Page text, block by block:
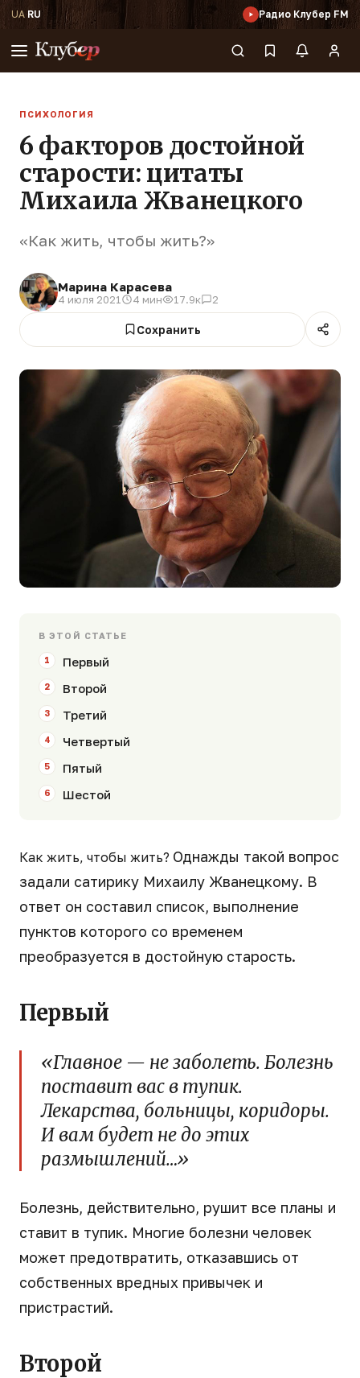
UA·RU Радио Клубер FM
ПСИХОЛОГИЯ
6 факторов достойной
старости: цитаты
Михаила Жванецкого
«Как жить, чтобы жить?»
Марина Карасева
4 июля 2021 4 мин 17.9к 2
Сохранить
В ЭТОЙ СТАТЬЕ
Первый
Второй
Третий
Четвертый
Пятый
Шестой
Как жить, чтобы жить? Однажды такой вопрос
задали сатирику Михаилу Жванецкому. В
ответ он составил список, выполнение
пунктов которого со временем
преобразуется в достойную старость.
Первый
«Главное — не заболеть. Болезнь
поставит вас в тупик.
Лекарства, больницы, коридоры.
И вам будет не до этих
размышлений…»
Болезнь, действительно, рушит все планы и
ставит в тупик. Многие болезни человек
может предотвратить, отказавшись от
собственных вредных привычек и
пристрастий.
Второй